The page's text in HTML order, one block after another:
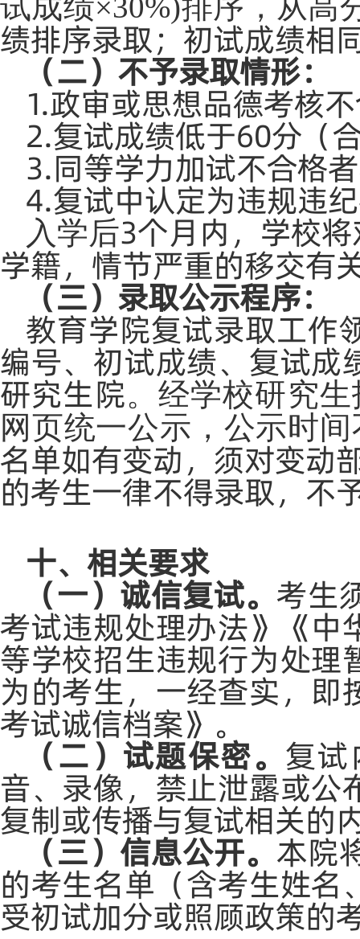
绩排序录取；初试成绩相
（二）不予录取情形：
1.政审或思想品德考核
2.复试成绩低于60分（
3.同等学力加试不合格
4.复试中认定为违规违
入学后3个月内，学校
学籍，情节严重的移交有
（三）录取公示程序：
教育学院复试录取工作
编号、初试成绩、复试成
研究生院。经学校研究
网页统一公示，公示时
名单如有变动，须对变动
的考生一律不得录取，不
十、相关要求
（一）诚信复试。 考生
考试违规处理办法》《中
等学校招生违规行为处理
为的考生，一经查实，
考试诚信档案》。
（二）试题保密。 复
音、录像，禁止泄露或公
复制或传播与复试相关的
（三）信息公开。 本院
的考生名单（含考生姓
受初试加分或照顾政策的